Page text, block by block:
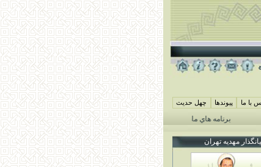
چهل حديث پيوندها با ما
برنامه هاي ماه محرم مهديه تهران 1405 همايش شيرخوارگان حسيني ( جمعه 29 خرداد ماه 4 محرم 1448)
مهديه تهران